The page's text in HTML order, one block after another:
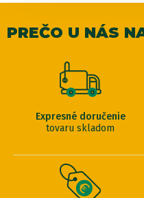
PREČO U NÁS
Expresné doručenie
tovaru skladom